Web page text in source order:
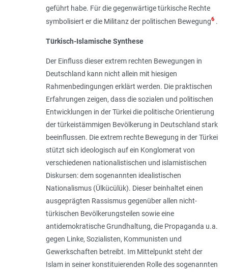
geführt habe. Für die gegenwärtige türkische Rechte
symbolisiert er die Militanz der politischen Bewegung6.
Türkisch-Islamische Synthese
Der Einfluss dieser extrem rechten Bewegungen in
Deutschland kann nicht allein mit hiesigen
Rahmenbedingungen erklärt werden. Die praktischen
Erfahrungen zeigen, dass die sozialen und politischen
Entwicklungen in der Türkei die politische Orientierung
der türkeistämmigen Bevölkerung in Deutschland stark
beeinflussen. Die extrem rechte Bewegung in der Türkei
stützt sich ideologisch auf ein Konglomerat von
verschiedenen nationalistischen und islamistischen
Diskursen: dem sogenannten idealistischen
Nationalismus (Ülkücülük). Dieser beinhaltet einen
ausgeprägten Rassismus gegenüber allen nicht-
türkischen Bevölkerungsteilen sowie eine
antidemokratische Grundhaltung, die Propaganda u.a.
gegen Linke, Sozialisten, Kommunisten und
Gewerkschaften betreibt. Im Mittelpunkt steht der
Islam in seiner konstituierenden Rolle des sogenannten